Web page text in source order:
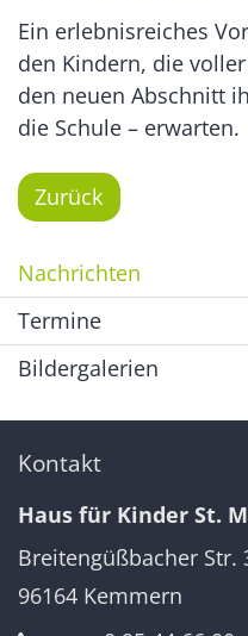
Ein erlebnisreiches
den Kindern, die
den neuen Abschnitt
die Schule – erwarten.
Zurück
Nachrichten
Termine
Bildergalerien
Kontakt
Haus für Kinder St.
Breitengüßbacher Str.
96164 Kemmern